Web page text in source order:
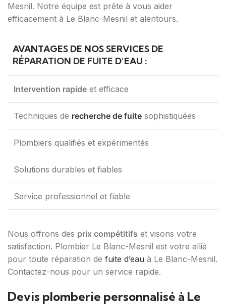
Mesnil. Notre équipe est prête à vous aider
efficacement à Le Blanc-Mesnil et alentours.
AVANTAGES DE NOS SERVICES DE
RÉPARATION DE FUITE D’EAU :
Intervention rapide et efficace
Techniques de recherche de fuite sophistiquées
Plombiers qualifiés et expérimentés
Solutions durables et fiables
Service professionnel et fiable
Nous offrons des prix compétitifs et visons votre
satisfaction. Plombier Le Blanc-Mesnil est votre allié
pour toute réparation de fuite d’eau à Le Blanc-Mesnil.
Contactez-nous pour un service rapide.
Devis plomberie personnalisé à Le